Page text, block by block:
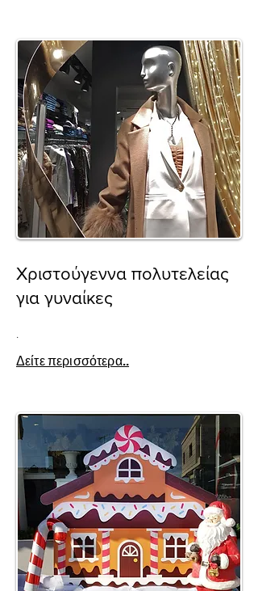
Χριστούγεννα πολυτελείας
για γυναίκες
.
Δείτε περισσότερα..